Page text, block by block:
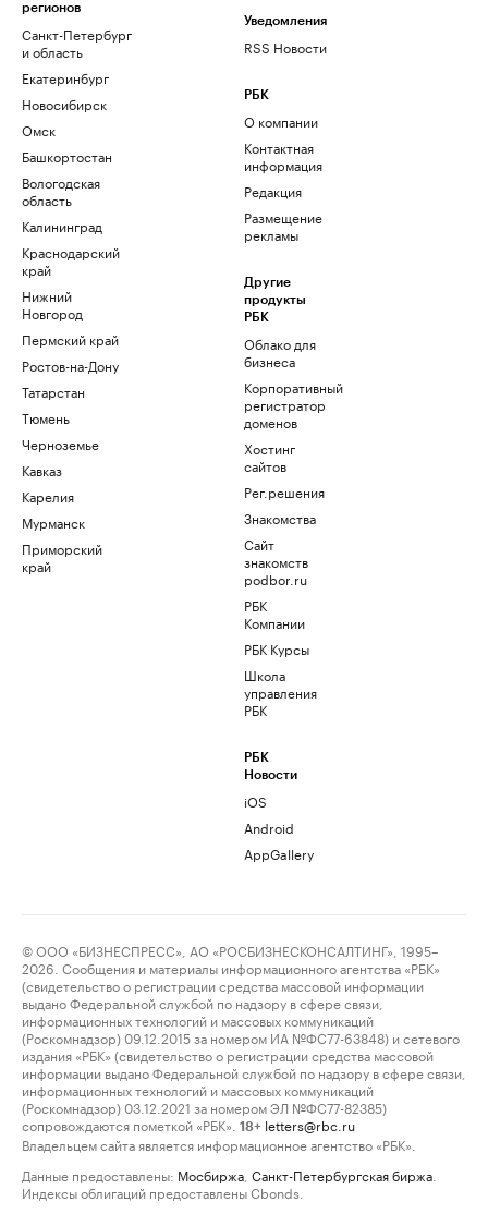
регионов
Санкт-Петербург
и область
Екатеринбург
Новосибирск
Омск
Башкортостан
Вологодская
область
Калининград
Краснодарский
край
Нижний
Новгород
Пермский край
Ростов-на-Дону
Татарстан
Тюмень
Черноземье
Кавказ
Карелия
Мурманск
Приморский
край
Уведомления
RSS Новости
РБК
О компании
Контактная
информация
Редакция
Размещение
рекламы
Другие
продукты
РБК
Облако для
бизнеса
Корпоративный
регистратор
доменов
Хостинг
сайтов
Рег.решения
Знакомства
Сайт
знакомств
podbor.ru
РБК
Компании
РБК Курсы
Школа
управления
РБК
РБК
Новости
iOS
Android
AppGallery
© ООО «БИЗНЕСПРЕСС», АО «РОСБИЗНЕСКОНСАЛТИНГ», 1995–
2026. Сообщения и материалы информационного агентства «РБК»
(свидетельство о регистрации средства массовой информации
выдано Федеральной службой по надзору в сфере связи,
информационных технологий и массовых коммуникаций
(Роскомнадзор) 09.12.2015 за номером ИА №ФС77-63848) и сетевого
издания «РБК» (свидетельство о регистрации средства массовой
информации выдано Федеральной службой по надзору в сфере связи,
информационных технологий и массовых коммуникаций
(Роскомнадзор) 03.12.2021 за номером ЭЛ №ФС77-82385)
сопровождаются пометкой «РБК».
18+ letters@rbc.ru
Владельцем сайта является информационное агентство «РБК».
Данные предоставлены: Мосбиржа Санкт-Петербургская биржа
Индексы облигаций предоставлены Cbonds.